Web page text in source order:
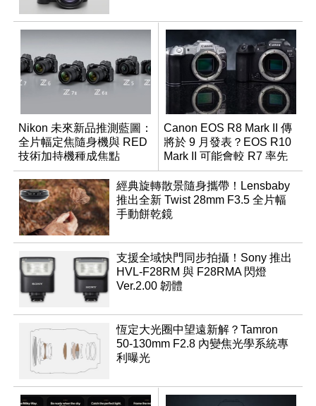
Nikon 未來新品推測藍圖：
全片幅定焦隨身機與 RED
技術加持機種成焦點
Canon EOS R8 Mark II 傳
將於 9 月發表？EOS R10
Mark II 可能會較 R7 率先
推出
經典旋轉散景隨身攜帶！Lensbaby
推出全新 Twist 28mm F3.5 全片幅
手動餅乾鏡
支援全域快門同步拍攝！Sony 推出
HVL-F28RM 與 F28RMA 閃燈
Ver.2.00 韌體
恆定大光圈中望遠新解？Tamron
50-130mm F2.8 內變焦光學系統專
利曝光